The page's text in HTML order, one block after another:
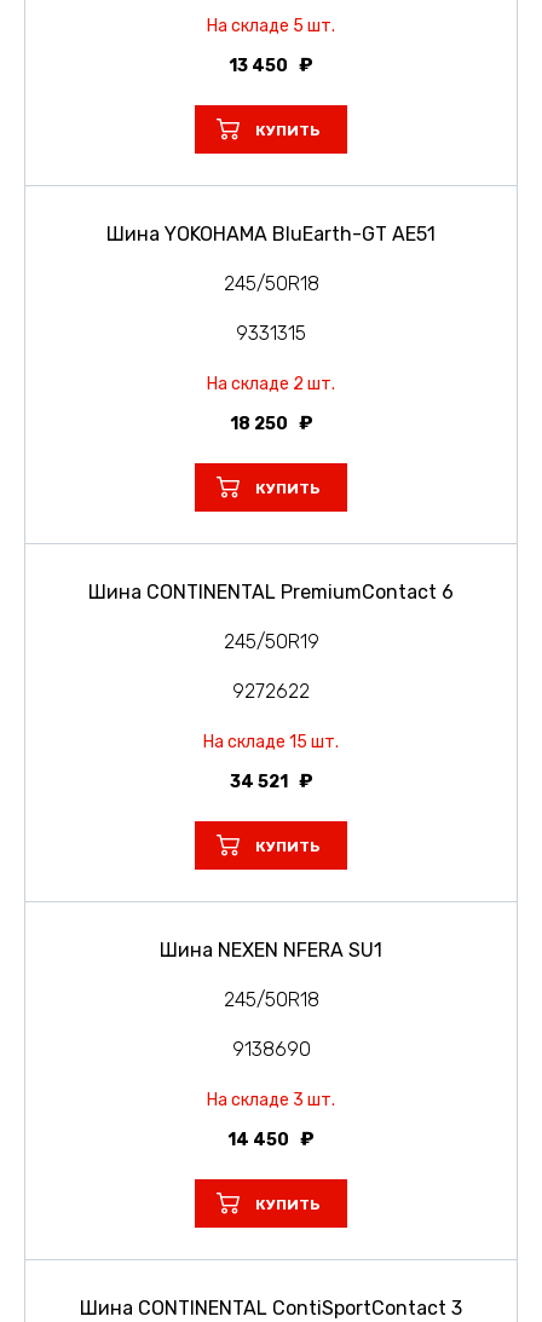
На складе 5 шт.
13 450
КУПИТЬ
Шина YOKOHAMA BluEarth-GT AE51
245/50R18
9331315
На складе 2 шт.
18 250
КУПИТЬ
Шина CONTINENTAL PremiumContact 6
245/50R19
9272622
На складе 15 шт.
34 521
КУПИТЬ
Шина NEXEN NFERA SU1
245/50R18
9138690
На складе 3 шт.
14 450
КУПИТЬ
Шина CONTINENTAL ContiSportContact 3